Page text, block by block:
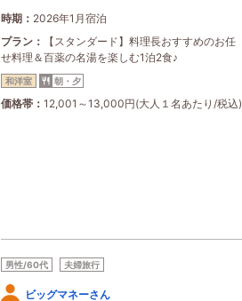
時期
2026年1月宿泊
プラン
【スタンダード】料理長おすすめのお任
せ料理＆百薬の名湯を楽しむ1泊2食♪
和洋室 朝・夕
価格帯 12,001～13,000円(大人１名あたり/税込)
男性/60代 夫婦旅行
ビッグマネーさん